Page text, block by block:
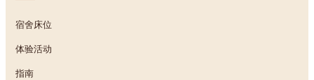
宿舍床位
体验活动
指南